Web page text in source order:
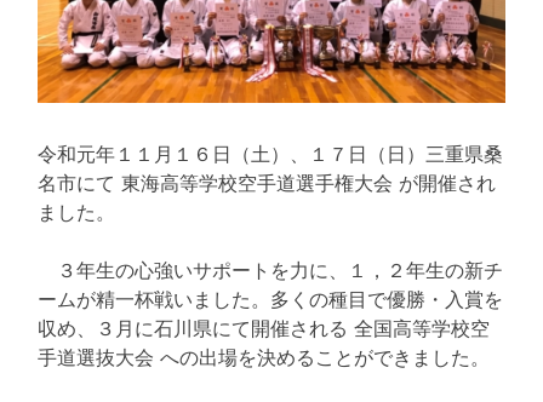
令和元年１１月１６日（土）、１７日（日）三重県桑
名市にて 東海高等学校空手道選手権大会 が開催され
ました。
３年生の心強いサポートを力に、１，２年生の新チ
ームが精一杯戦いました。多くの種目で優勝・入賞を
収め、３月に石川県にて開催される 全国高等学校空
手道選抜大会 への出場を決めることができました。